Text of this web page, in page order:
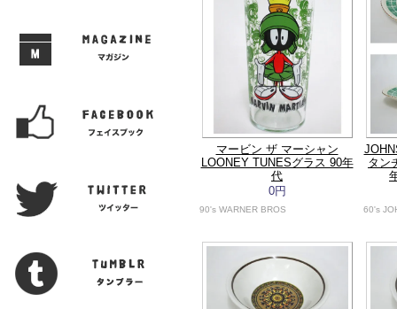
マービン ザ マーシャン
LOONEY TUNESグラス 90年
代
0円
90's WARNER BROS
タン
60's